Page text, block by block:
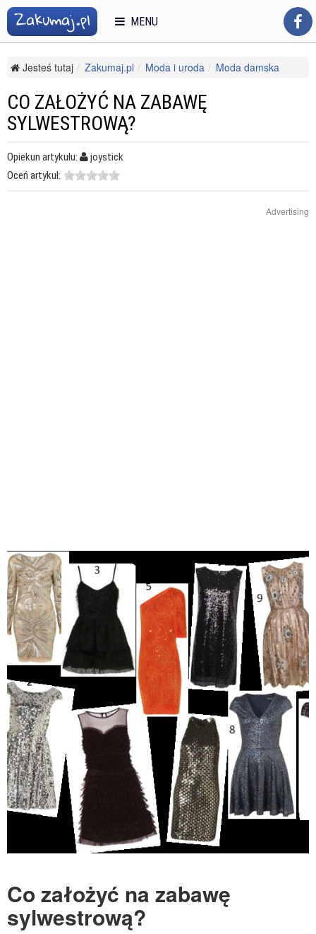
Jesteś tutaj Zakumaj.pl Moda i uroda
Moda damska
CO ZAŁOŻYĆ NA ZABAWĘ
SYLWESTROWĄ?
Opiekun artykułu:
joystick
Oceń artykuł:
Advertising
Co założyć na zabawę
sylwestrową?
MENU